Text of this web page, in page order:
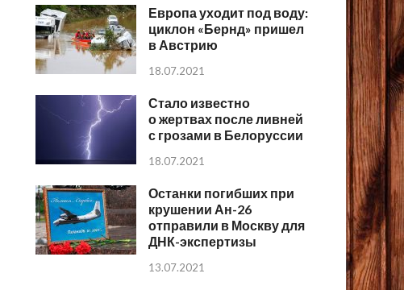
Европа уходит под воду:
циклон «Бернд» пришел
в Австрию
18.07.2021
Стало известно
о жертвах после ливней
с грозами в Белоруссии
18.07.2021
Останки погибших при
крушении Ан-26
отправили в Москву для
ДНК-экспертизы
13.07.2021